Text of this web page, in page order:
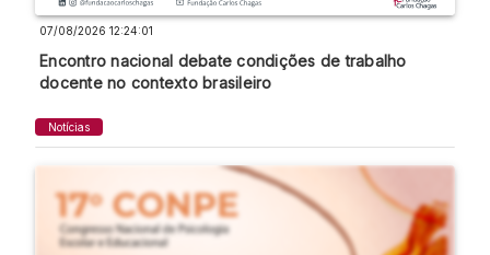
07/08/2026 12:24:01
Encontro nacional debate condições de trabalho
docente no contexto brasileiro
Notícias